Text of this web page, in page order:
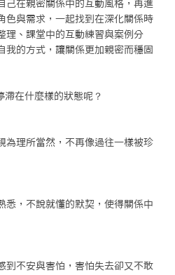
己在親密關係中的互動風格，再進
色與需求，一起找到在深化關係時
理、課堂中的互動練習與案例分
我的方式，讓關係更加親密而穩固
在什麼樣的狀態呢？
為理所當然，不再像過往一樣被珍
悉，不說就懂的默契，使得關係中
到不安與害怕，害怕失去卻又不敢